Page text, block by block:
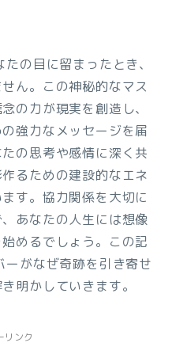
の目に留まったとき、
ん。この神秘的なマス
の力が現実を創造し、
強力なメッセージを届
の思考や感情に深く共
るための建設的なエネ
す。協力関係を大切に
あなたの人生には想像
めるでしょう。この記
がなぜ奇跡を引き寄せ
明かしていきます。
リンク